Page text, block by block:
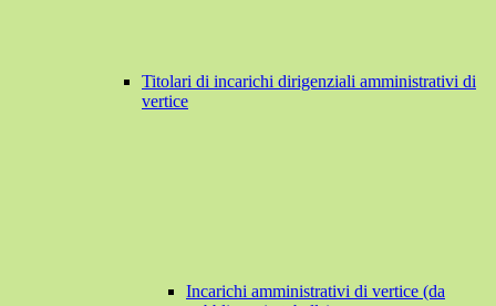
Titolari di incarichi dirigenziali amministrativi di
vertice
Incarichi amministrativi di vertice (da